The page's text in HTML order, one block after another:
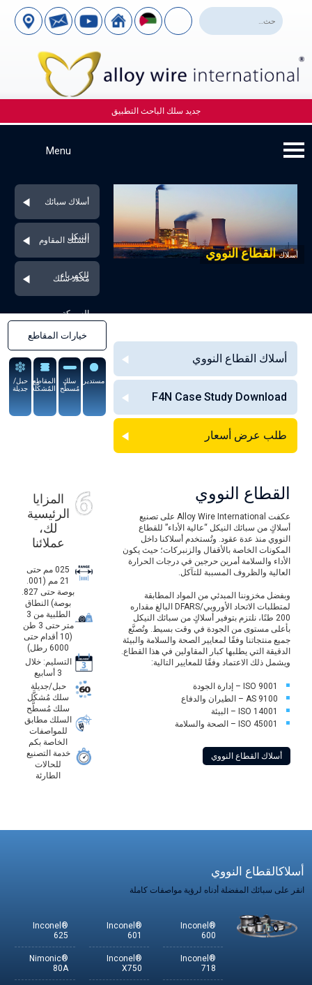
جديد سلك الباحث التطبيق
أسلاكالقطاع النووي
أسلاك سبائك
النيكل
السلك المقاوم
للكهرباء
مُحدد سلك
السبيكة
أسلاك القطاع النووي
F4N Case Study Download
طلب عرض أسعار
خيارات المقاطع
مستدير
سلك
مُسطَّح
المقاطع
المُشكَّلة
حبل/
جديلة
القطاع النووي
عكفت Alloy Wire International على تصنيع
أسلاكٍ من سبائك النيكل “عالية الأداء” للقطاع
النووي منذ عدة عقود. وتُستخدم أسلاكنا داخل
المكونات الخاصة بالأقفال والزنبركات؛ حيث يكون
الأداء والسلامة أمرين حرجين في درجات الحرارة
العالية والظروف المسببة للتآكل.
وبفضل مخزوننا المبدئي من المواد المطابقة
لمتطلبات الاتحاد الأوروبي/DFARS البالغ مقداره
200 طنًا، نلتزم بتوفير أسلاكٍ من سبائك النيكل
بأعلى مستوى من الجودة في وقت بسيط. وتُصنَّع
جميع منتجاتنا وفقًا لمعايير الصحة والسلامة والبيئة
الدقيقة التي يطلبها كبار المقاولين في هذا القطاع.
ويشمل ذلك الاعتماد وفقًا للمعايير التالية:
ISO 9001 – إدارة الجودة
AS 9100 – الطيران والدفاع
ISO 14001 – البيئة
ISO 45001 – الصحة والسلامة
أسلاك القطاع النووي
المزايا
الرئيسية
لك،
عملائنا
025 مم حتى
21 مم (001.
بوصة حتى 827.
بوصة) النطاق
الطلبية من 3
متر حتى 3 طن
(10 أقدام حتى
6000 رطل)
التسليم: خلال
3 أسابيع
حبل/جديلة
سلك مُشكَّل
سلك مُسطَّح
السلك مطابق
للمواصفات
الخاصة بكم
خدمة التصنيع
للحالات
الطارئة
أسلاكالقطاع النووي
انقر على سبائك المفضلة أدناه لرؤية مواصفات كاملة
Inconel®
600
Inconel®
601
Inconel®
625
Inconel®
718
Inconel®
X750
Nimonic®
80A